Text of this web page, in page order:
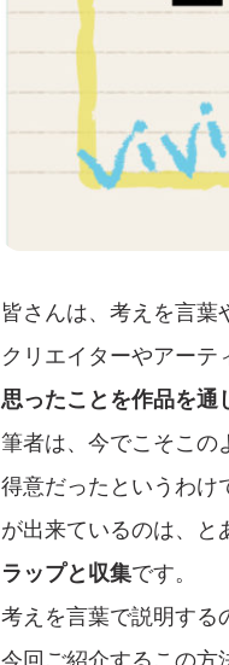
皆さんは、考えを言葉
クリエイターやアー
思ったことを作品を通
筆者は、今でこそこの
得意だったというわけ
が出来ているのは、と
ラップと収集です。
考えを言葉で説明する